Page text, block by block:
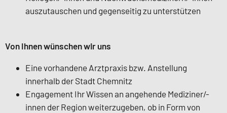
auszutauschen und gegenseitig zu unterstützen
Von Ihnen wünschen wir uns
Eine vorhandene Arztpraxis bzw. Anstellung
innerhalb der Stadt Chemnitz
Engagement Ihr Wissen an angehende Mediziner/-
innen der Region weiterzugeben, ob in Form von